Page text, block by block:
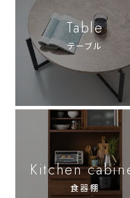
Table
テーブル
Kitchen
食器棚